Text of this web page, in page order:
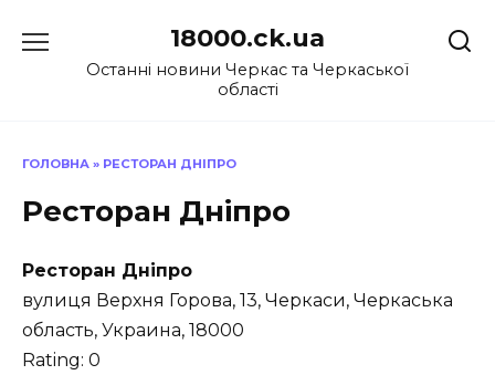
до
18000.ck.ua
Останні новини Черкас та Черкаської
області
ГОЛОВНА » РЕСТОРАН ДНІПРО
Ресторан Дніпро
Ресторан Дніпро
вулиця Верхня Горова, 13, Черкаси, Черкаська
область, Украина, 18000
Rating: 0